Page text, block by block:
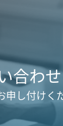
合わせ
申し付けく